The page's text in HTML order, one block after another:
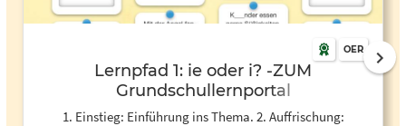
OER
Lernpfad 1: ie oder i? -ZUM
Grundschullernportal
1. Einstieg: Einführung ins Thema. 2. Auffrischung: